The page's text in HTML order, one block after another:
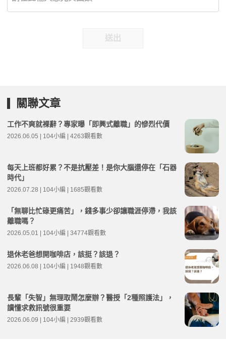
送出
關聯文章
工作不爽就裸辭？專家曝「即興式離職」的慘烈代價
2026.06.05 | 104小編 | 4263觀看數
每天上班都好累？不是抗壓差！是你大腦還停在「石器
時代」
2026.07.28 | 104小編 | 1685觀看數
「無聊比忙碌更痛苦」，錢多事少卻讓職涯停滯，我該
離職嗎？
2026.05.01 | 104小編 | 34774觀看數
退休老爸想開咖啡店，該挺？該退？
2026.06.08 | 104小編 | 1948觀看數
長輩「失智」無理取鬧怎麼辦？醫授「2種照護法」，
讀懂求救訊號很重要
2026.06.09 | 104小編 | 2939觀看數